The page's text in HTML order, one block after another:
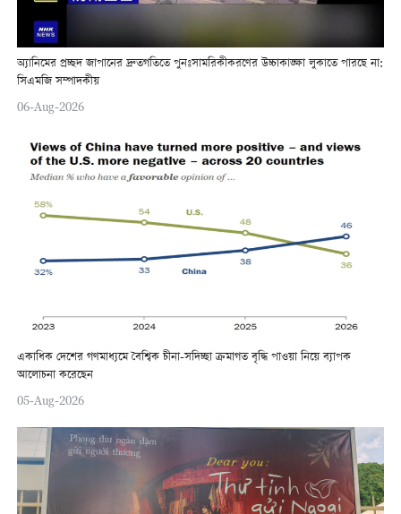
অ্যানিমের প্রচ্ছদ জাপানের দ্রুতগতিতে পুনঃসামরিকীকরণের উচ্চাকাঙ্ক্ষা লুকাতে পারছে না:
সিএমজি সম্পাদকীয়
06-Aug-2026
একাধিক দেশের গণমাধ্যমে বৈশ্বিক চীনা-সদিচ্ছা ক্রমাগত বৃদ্ধি পাওয়া নিয়ে ব্যাপক
আলোচনা করেছেন
05-Aug-2026